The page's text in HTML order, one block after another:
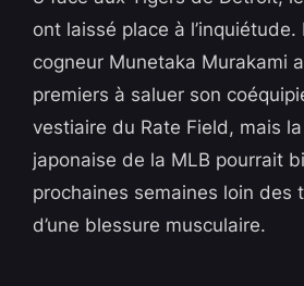
ont laissé place à
cogneur Munetaka Murakami
premiers à saluer son
vestiaire du Rate Field, mais
japonaise de la MLB pourrait
prochaines semaines loin des
d’une blessure musculaire.